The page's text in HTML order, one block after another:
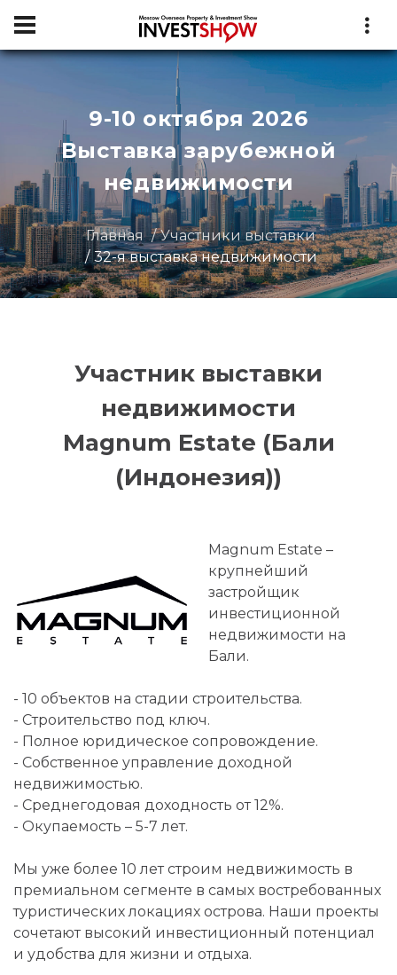
9-10 октября 2026
Выставка зарубежной
недвижимости
Главная
Участники выставки
32-я выставка недвижимости
Участник выставки
недвижимости
Magnum Estate (Бали
(Индонезия))
Magnum Estate –
крупнейший
застройщик
инвестиционной
недвижимости на
Бали.
- 10 объектов на стадии строительства.
- Строительство под ключ.
- Полное юридическое сопровождение.
- Собственное управление доходной
недвижимостью.
- Среднегодовая доходность от 12%.
- Окупаемость – 5-7 лет.
Мы уже более 10 лет строим недвижимость в
премиальном сегменте в самых востребованных
туристических локациях острова. Наши проекты
сочетают высокий инвестиционный потенциал
и удобства для жизни и отдыха.